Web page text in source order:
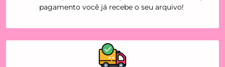
pagamento você já recebe o seu arquivo!